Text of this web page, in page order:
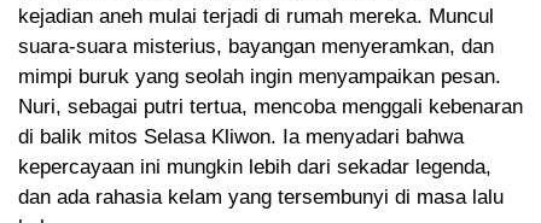
kejadian aneh mulai terjadi di rumah mereka. Muncul
suara-suara misterius, bayangan menyeramkan, dan
mimpi buruk yang seolah ingin menyampaikan pesan.
Nuri, sebagai putri tertua, mencoba menggali kebenaran
di balik mitos Selasa Kliwon. Ia menyadari bahwa
kepercayaan ini mungkin lebih dari sekadar legenda,
dan ada rahasia kelam yang tersembunyi di masa lalu